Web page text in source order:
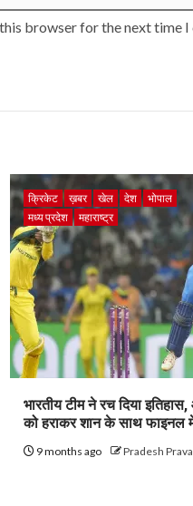
browser for the next time
क्रिकेट ख़बर खेल देश
भोपाल
मध्य प्रदेश
महाराष्ट्र
भारतीय टीम ने रच दिया
को हराकर शान के साथ फाइनल में
9 months ago Pradesh